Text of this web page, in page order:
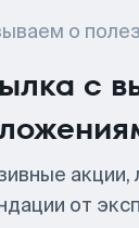
о
с
акции,
от